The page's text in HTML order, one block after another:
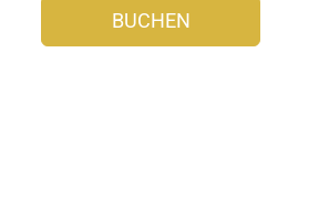
BUCHEN